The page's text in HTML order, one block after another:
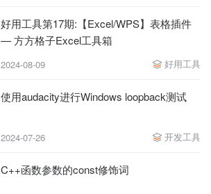
好用工具第17期:【Excel/WPS】表格插件
— 方方格子Excel工具箱
2024-08-09 好用工具
使用audacity进行Windows loopback测试
2024-07-26 开发工具
C++函数参数的const修饰词